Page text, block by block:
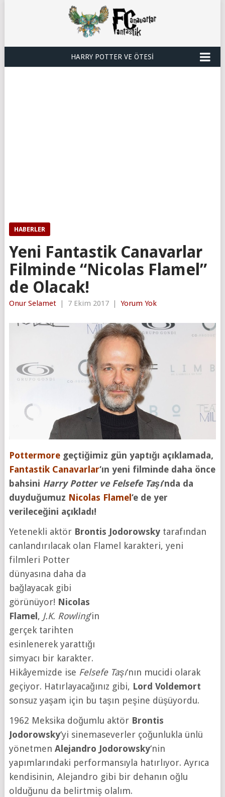
HARRY POTTER VE ÖTESI
HABERLER
Yeni Fantastik Canavarlar
Filminde “Nicolas Flamel”
de Olacak!
Onur Selamet | 7 Ekim 2017 | Yorum Yok
Pottermoregeçtiğimiz gün yaptığı açıklamada,
Fantastik Canavarlar‘ın yeni filminde daha önce
bahsini Harry Potter ve Felsefe Taşı‘nda da
duyduğumuz Nicolas Flamel ‘e de yer
verileceğini açıkladı!
Yetenekli aktör Brontis Jodorowskytarafından
canlandırılacak olan Flamel karakteri, yeni
filmleri Potter
dünyasına daha da
bağlayacak gibi
görünüyor! Nicolas
Flamel , J.K. Rowling‘in
gerçek tarihten
esinlenerek yarattığı
simyacı bir karakter.
Hikâyemizde ise Felsefe Taşı‘nın mucidi olarak
geçiyor. Hatırlayacağınız gibi, Lord Voldemort
sonsuz yaşam için bu taşın peşine düşüyordu.
1962 Meksika doğumlu aktör Brontis
Jodorowsky‘yi sinemaseverler çoğunlukla ünlü
yönetmen Alejandro Jodorowsky‘nin
yapımlarındaki performansıyla hatırlıyor. Ayrıca
kendisinin, Alejandro gibi bir dehanın oğlu
olduğunu da belirtmiş olalım.